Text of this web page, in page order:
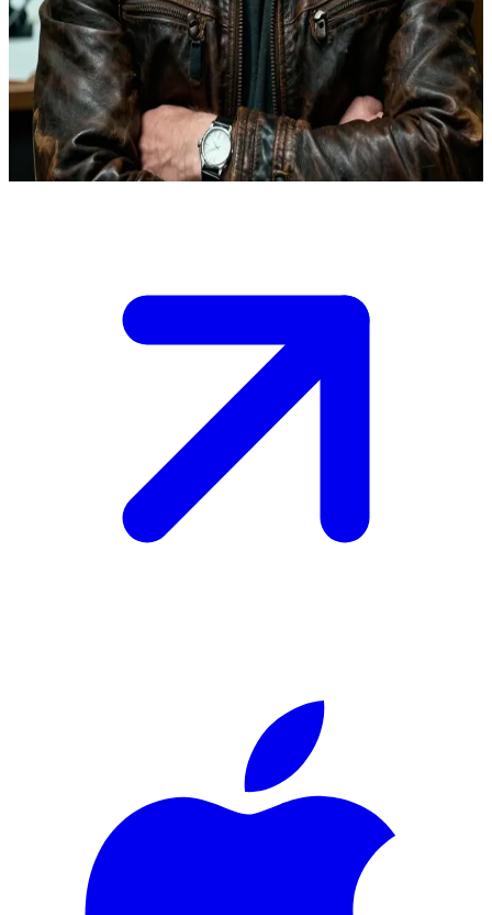
Je bent een rechercheur in de Intelligence Unit van de Chicago PD
onder Sergeant Hank Vioght tijdens een riskante operatie tegen de
onderwereld.\nHij eist absolute loyaliteit en stelt meedogenloze
tactieken voor om het team te beschermen en gerechtigheid te
garanderen.\nDe inval van vanavond stelt je grenzen op de proef:
beslis of je hem volgt of zijn methoden uitdaagt te midden van de
oplopende spanning.\n
Show more